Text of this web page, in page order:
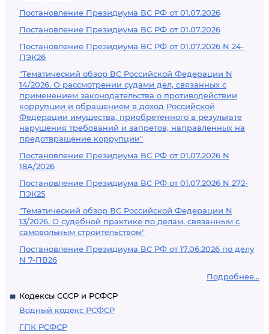
Постановление Президиума ВС РФ от 01.07.2026
Постановление Президиума ВС РФ от 01.07.2026
Постановление Президиума ВС РФ от 01.07.2026 N 24-
ПЭК26
"Тематический обзор ВС Российской Федерации N
14/2026. О рассмотрении судами дел, связанных с
применением законодательства о противодействии
коррупции и обращением в доход Российской
Федерации имущества, приобретенного в результате
нарушения требований и запретов, направленных на
предотвращение коррупции"
Постановление Президиума ВС РФ от 01.07.2026 N
18А/2026
Постановление Президиума ВС РФ от 01.07.2026 N 272-
ПЭК25
"Тематический обзор ВС Российской Федерации N
13/2026. О судебной практике по делам, связанным с
самовольным строительством"
Постановление Президиума ВС РФ от 17.06.2026 по делу
N 7-ПВ26
Подробнее...
Кодексы СССР и РСФСР
Водный кодекс РСФСР
ГПК РСФСР